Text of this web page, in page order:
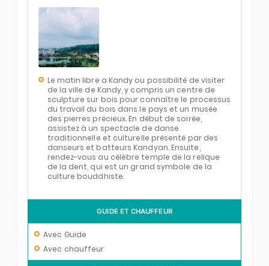
Le matin libre a Kandy ou possibilité de visiter
de la ville de Kandy, y compris un centre de
sculpture sur bois pour connaître le processus
du travail du bois dans le pays et un musée
des pierres précieux. En début de soirée,
assistez à un spectacle de danse
traditionnelle et culturelle présenté par des
danseurs et batteurs Kandyan. Ensuite,
rendez-vous au célèbre temple de la relique
de la dent, qui est un grand symbole de la
culture bouddhiste.
GUIDE ET CHAUFFEUR
Avec Guide
Avec chauffeur